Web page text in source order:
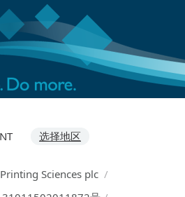
选择地区
Sciences plc /